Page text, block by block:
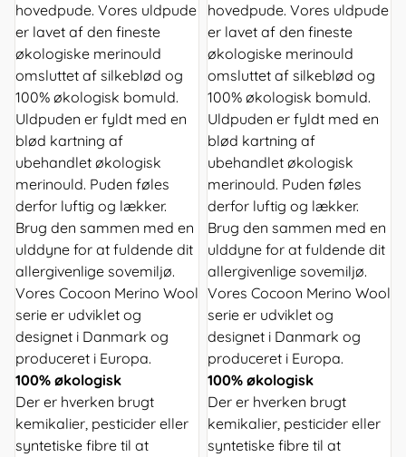
hovedpude. Vores uldpude
er lavet af den fineste
økologiske merinould
omsluttet af silkeblød og
100% økologisk bomuld.
Uldpuden er fyldt med en
blød kartning af
ubehandlet økologisk
merinould. Puden føles
derfor luftig og lækker.
Brug den sammen med en
ulddyne for at fuldende dit
allergivenlige sovemiljø.
Vores Cocoon Merino Wool
serie er udviklet og
designet i Danmark og
produceret i Europa.
100% økologisk
Der er hverken brugt
kemikalier, pesticider eller
syntetiske fibre til at
hovedpude. Vores uldpude
er lavet af den fineste
økologiske merinould
omsluttet af silkeblød og
100% økologisk bomuld.
Uldpuden er fyldt med en
blød kartning af
ubehandlet økologisk
merinould. Puden føles
derfor luftig og lækker.
Brug den sammen med en
ulddyne for at fuldende dit
allergivenlige sovemiljø.
Vores Cocoon Merino Wool
serie er udviklet og
designet i Danmark og
produceret i Europa.
100% økologisk
Der er hverken brugt
kemikalier, pesticider eller
syntetiske fibre til at